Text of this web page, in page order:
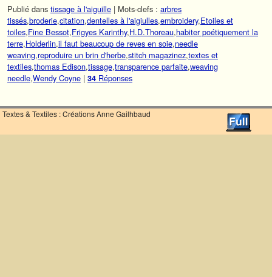
Publié dans tissage à l'aiguille | Mots-clefs : arbres
tissés,broderie,citation,dentelles à l'aigiulles,embroidery,Etoiles et
toiles,Fine Bessot,Frigyes Karinthy,H.D.Thoreau,habiter poétiquement la
terre,Holderlin,il faut beaucoup de reves en soie,needle
weaving,reproduire un brin d'herbe,stitch magazinez,textes et
textiles,thomas Edison,tissage,transparence parfaite,weaving
needle,Wendy Coyne | 34 Réponses
Textes & Textiles : Créations Anne Gailhbaud